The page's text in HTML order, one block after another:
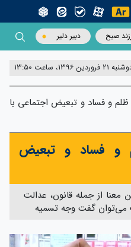
صبح دبیر دلیر
21 فروردین 1396، ساعت 13:50
ظلم و فساد و تبعیض اجتماعی با
و فساد و تبعیض
از جمله قانون، عدالت
می‌توان گفت وجه تسمیه